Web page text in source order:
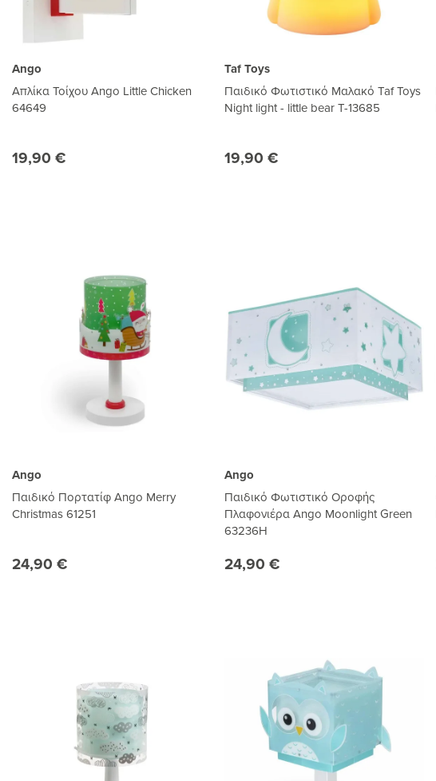
Ango
Απλίκα Τοίχου Ango Little Chicken
64649
19,90 €
Taf Toys
Παιδικό Φωτιστικό Μαλακό Taf Toys
Night light - little bear T-13685
19,90 €
Ango
Παιδικό Πορτατίφ Ango Merry
Christmas 61251
24,90 €
Ango
Παιδικό Φωτιστικό Οροφής
Πλαφονιέρα Ango Moonlight Green
63236H
24,90 €